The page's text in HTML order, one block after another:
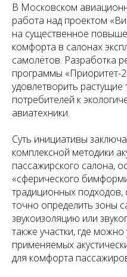
В Московском
работа над проектом
на существенное
комфорта в салонах
самолётов. Разработка
программы «Приоритет-
удовлетворить
потребителей к
авиатехники.
Суть инициативы
комплексной методики
пассажирского салона,
«сферического
традиционных
точно определить зоны
звукоизоляцию или
также участки, где
применяемых
для комфорта